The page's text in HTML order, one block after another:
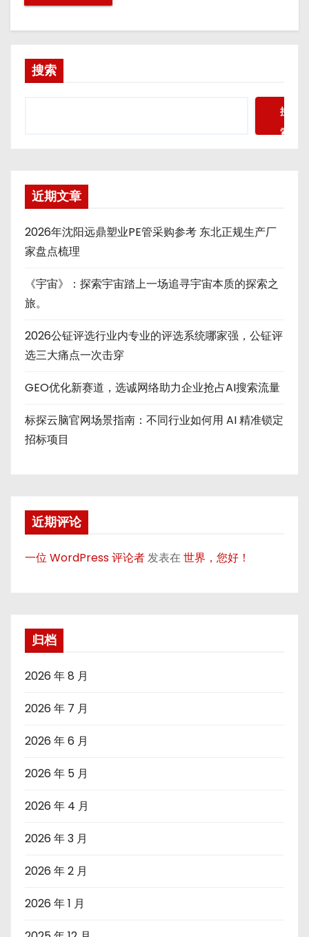
搜索
搜
索
近期文章
2026年沈阳远鼎塑业PE管采购参考 东北正规生产厂
家盘点梳理
《宇宙》：探索宇宙踏上一场追寻宇宙本质的探索之
旅。
2026公钲评选行业内专业的评选系统哪家强，公钲评
选三大痛点一次击穿
GEO优化新赛道，选诚网络助力企业抢占AI搜索流量
标探云脑官网场景指南：不同行业如何用 AI 精准锁定
招标项目
近期评论
一位 WordPress 评论者发表在世界，您好！
归档
2026 年 8 月
2026 年 7 月
2026 年 6 月
2026 年 5 月
2026 年 4 月
2026 年 3 月
2026 年 2 月
2026 年 1 月